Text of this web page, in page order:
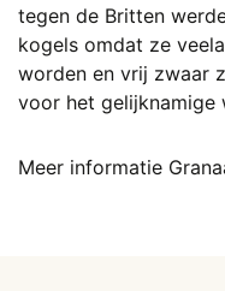
tegen de Britten
kogels omdat ze
worden en vrij zwaar
voor het gelijknamige
Meer informatie